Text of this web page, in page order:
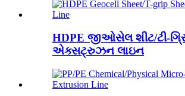
HDPE જીઓસેલ શીટ/ટી-
એક્સટ્રુઝન લાઇન